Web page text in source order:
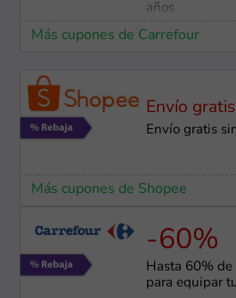
años
Más cupones de Carrefour
Envío gratis
Envío gratis
Más cupones de Shopee
-60%
Hasta 60% de
para equipar